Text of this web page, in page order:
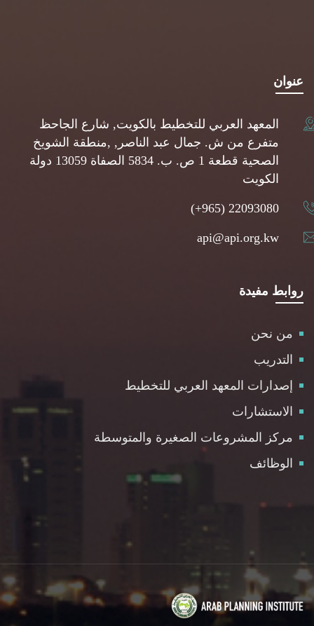
عنوان
المعهد العربي للتخطيط بالكويت, شارع الجاحظ
متفرع من ش. جمال عبد الناصر, ,منطقة الشويخ
الصحية قطعة 1 ص. ب. 5834 الصفاة 13059 دولة
الكويت
(+965) 22093080
api@api.org.kw
روابط مفيدة
من نحن
التدريب
إصدارات المعهد العربي للتخطيط
الاستشارات
مركز المشروعات الصغيرة والمتوسطة
الوظائف